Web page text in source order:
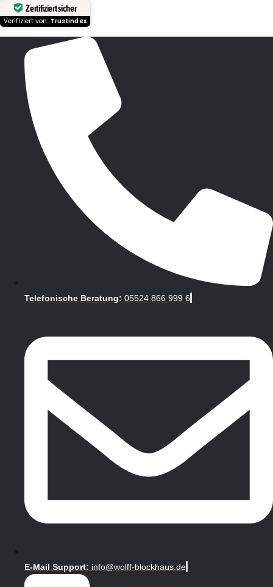
Zertifiziert sicher
Verifiziert von: Trustindex
Telefonische Beratung: 05524 866 999 6
E-Mail Support: info@wolff-blockhaus.de